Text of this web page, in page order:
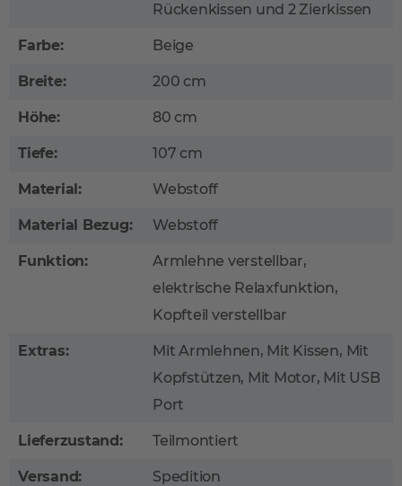
Rückenkissen und 2 Zierkissen
Farbe: Beige
Breite: 200 cm
Höhe: 80 cm
Tiefe: 107 cm
Material: Webstoff
Material Bezug: Webstoff
Funktion:
Armlehne verstellbar,
elektrische Relaxfunktion,
Kopfteil verstellbar
Extras:
Mit Armlehnen, Mit Kissen, Mit
Kopfstützen, Mit Motor, Mit USB
Port
Lieferzustand: Teilmontiert
Versand: Spedition